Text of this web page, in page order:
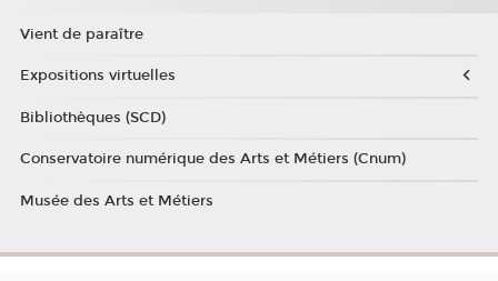
Vient de paraître
Expositions virtuelles
Bibliothèques (SCD)
Conservatoire numérique des Arts et Métiers (Cnum)
Musée des Arts et Métiers